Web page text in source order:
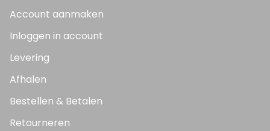
Account aanmaken
Inloggen in account
Levering
Afhalen
Bestellen & Betalen
Retourneren